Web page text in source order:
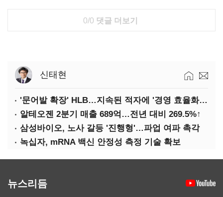
0/0 댓글 더보기
신태현
'문어발 확장' HLB…지속된 적자에 '경영 효율화' 관건
알테오젠 2분기 매출 689억…전년 대비 269.5%↑
삼성바이오, 노사 갈등 '진행형'…파업 여파 촉각
녹십자, mRNA 백신 안정성 측정 기술 확보
뉴스리듬